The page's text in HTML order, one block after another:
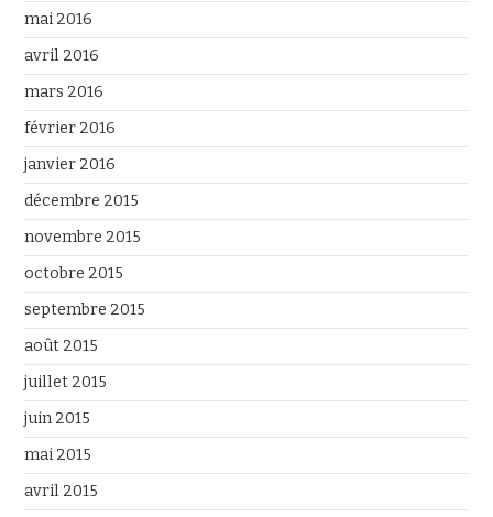
mai 2016
avril 2016
mars 2016
février 2016
janvier 2016
décembre 2015
novembre 2015
octobre 2015
septembre 2015
août 2015
juillet 2015
juin 2015
mai 2015
avril 2015